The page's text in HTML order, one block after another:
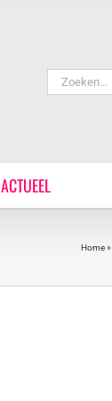
Zoeken
naar:
ACTUEEL
Home»